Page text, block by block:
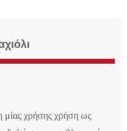
μίας χρήσης χρήση ως